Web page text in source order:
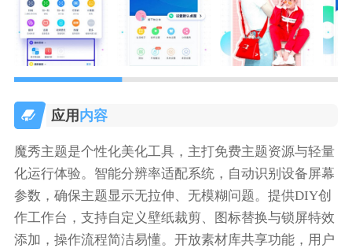
应用 内容
魔秀主题是个性化美化工具，主打免费主题资源与轻量
化运行体验。智能分辨率适配系统，自动识别设备屏幕
参数，确保主题显示无拉伸、无模糊问题。提供DIY创
作工作台，支持自定义壁纸裁剪、图标替换与锁屏特效
添加，操作流程简洁易懂。开放素材库共享功能，用户